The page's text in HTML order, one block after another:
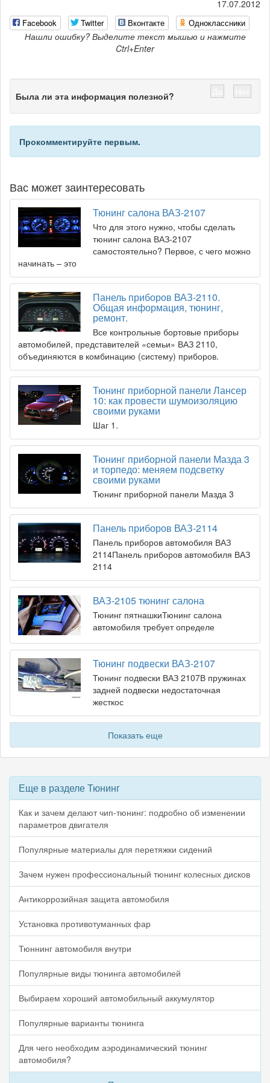
17.07.2012
Facebook Twitter Вконтакте Одноклассники
Нашли ошибку? Выделите текст мышью и нажмите
Ctrl+Enter
Была ли эта информация полезной?
Прокомментируйте первым.
Вас может заинтересовать
Тюнинг салона ВАЗ-2107
Что для этого нужно, чтобы сделать
тюнинг салона ВАЗ-2107
самостоятельно? Первое, с чего можно
начинать – это
Панель приборов ВАЗ-2110.
Общая информация, тюнинг,
ремонт.
Все контрольные бортовые приборы
автомобилей, представителей «семьи» ВАЗ 2110,
объединяются в комбинацию (систему) приборов.
Тюнинг приборной панели Лансер
10: как провести шумоизоляцию
своими руками
Шаг 1.
Тюнинг приборной панели Мазда 3
и торпедо: меняем подсветку
своими руками
Тюнинг приборной панели Мазда 3
Панель приборов ВАЗ-2114
Панель приборов автомобиля ВАЗ
2114Панель приборов автомобиля ВАЗ
2114
ВАЗ-2105 тюнинг салона
Тюнинг пятнашкиТюнинг салона
автомобиля требует определе
Тюнинг подвески ВАЗ-2107
Тюнинг подвески ВАЗ 2107В пружинах
задней подвески недостаточная
жесткос
Показать еще
Еще в разделе Тюнинг
Как и зачем делают чип-тюнинг: подробно об изменении
параметров двигателя
Популярные материалы для перетяжки сидений
Зачем нужен профессиональный тюнинг колесных дисков
Антикоррозийная защита автомобиля
Установка противотуманных фар
Тюннинг автомобиля внутри
Популярные виды тюнинга автомобилей
Выбираем хороший автомобильный аккумулятор
Популярные варианты тюнинга
Для чего необходим аэродинамический тюнинг
автомобиля?